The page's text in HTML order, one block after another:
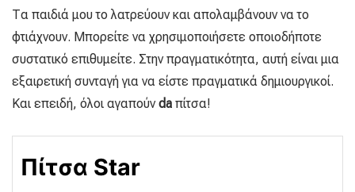
Τα παιδιά μου το λατρεύουν και απολαμβάνουν να το
φτιάχνουν. Μπορείτε να χρησιμοποιήσετε οποιοδήποτε
συστατικό επιθυμείτε. Στην πραγματικότητα, αυτή είναι μια
εξαιρετική συνταγή για να είστε πραγματικά δημιουργικοί.
Και επειδή, όλοι αγαπούνda πίτσα!
Πίτσα Star